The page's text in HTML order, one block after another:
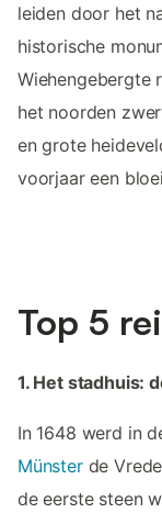
leiden door het
historische
Wiehengebergte
het noorden
en grote
voorjaar een
Top 5
1. Het stadhuis:
In 1648 werd in
Münsterde
de eerste steen